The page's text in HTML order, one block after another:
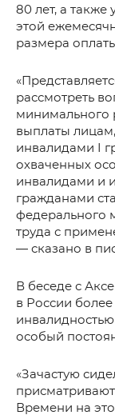
80 лет, а
этой
размера
рассмотреть
минимального
выплаты
инвалидами I
охваченных
инвалидами и
гражданами
федерального
труда с
— сказано в
В беседе с
в России более
особый
«Зачастую
Времени на